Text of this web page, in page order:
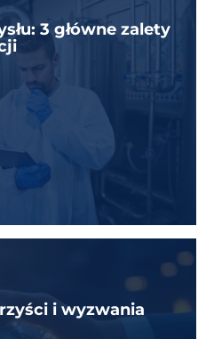
3 główne zalety
i wyzwania